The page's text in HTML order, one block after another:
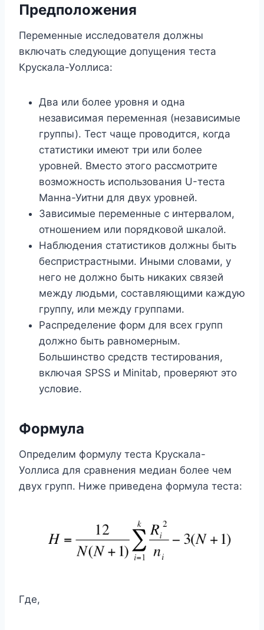
Предположения
Переменные исследователя должны
включать следующие допущения теста
Крускала-Уоллиса:
Два или более уровня и одна
независимая переменная (независимые
группы). Тест чаще проводится, когда
статистики имеют три или более
уровней. Вместо этого рассмотрите
возможность использования U-теста
Манна-Уитни для двух уровней.
Зависимые переменные с интервалом,
отношением или порядковой шкалой.
Наблюдения статистиков должны быть
беспристрастными. Иными словами, у
него не должно быть никаких связей
между людьми, составляющими каждую
группу, или между группами.
Распределение форм для всех групп
должно быть равномерным.
Большинство средств тестирования,
включая SPSS и Minitab, проверяют это
условие.
Формула
Определим формулу теста Крускала-
Уоллиса для сравнения медиан более чем
двух групп. Ниже приведена формула теста:
Где,